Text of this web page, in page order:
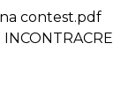
contest.pdf